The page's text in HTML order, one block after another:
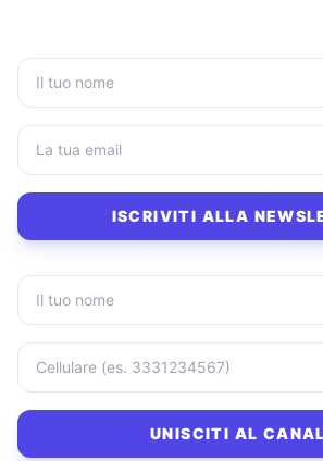
ISCRIVITI ALLA
UNISCITI AL